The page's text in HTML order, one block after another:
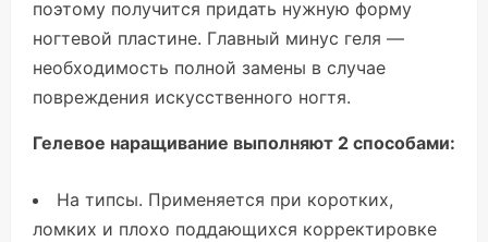
поэтому получится придать нужную форму
ногтевой пластине. Главный минус геля —
необходимость полной замены в случае
повреждения искусственного ногтя.
Гелевое наращивание выполняют 2 способами:
На типсы. Применяется при коротких,
ломких и плохо поддающихся корректировке